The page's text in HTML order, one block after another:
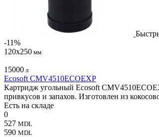
-11%
120х250 мм
15000 л
Ecosoft CMV4510ECOEXP
Картридж угольный Ecosoft
привкусов и запахов. Изготовлен из
Есть на складе
0
527 MDL
590 MDL